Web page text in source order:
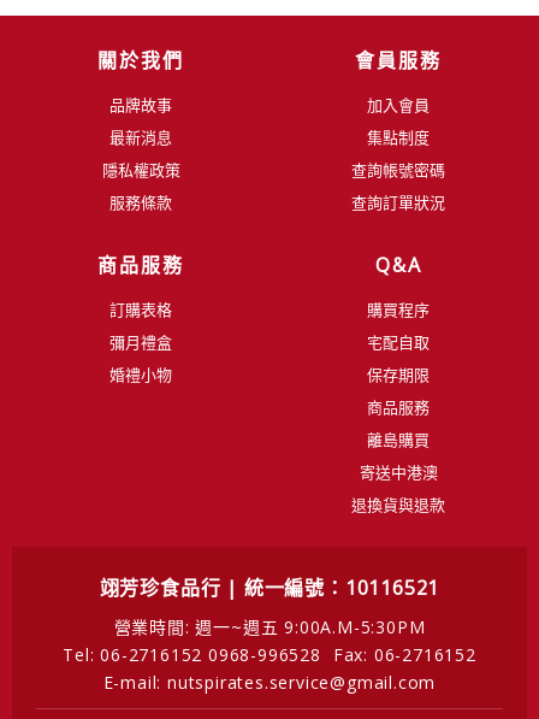
關於我們
品牌故事
最新消息
隱私權政策
服務條款
會員服務
加入會員
集點制度
查詢帳號密碼
查詢訂單狀況
商品服務
訂購表格
彌月禮盒
婚禮小物
Q&A
購買程序
宅配自取
保存期限
商品服務
離島購買
寄送中港澳
退換貨與退款
翊芳珍食品行 | 統一編號：10116521
營業時間: 週一~週五 9:00A.M-5:30PM
Tel: 06-2716152 0968-996528
Fax: 06-2716152
E-mail: nutspirates.service@gmail.com